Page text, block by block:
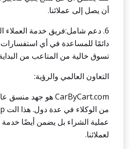
أن يصل إلى عملائنا.
6. دعم شامل:فريق خدمة العملاء
دائمًا للمساعدة في أي
تسوق خالية من المتاعب من البداية
التعاون العالمي والرؤية:
CarByCart.comهو جهد منسق
من الوكلاء في عدة دول. هذا الت
عملية الشراء بل يضمن أيضًا خدمة
لعملائنا.